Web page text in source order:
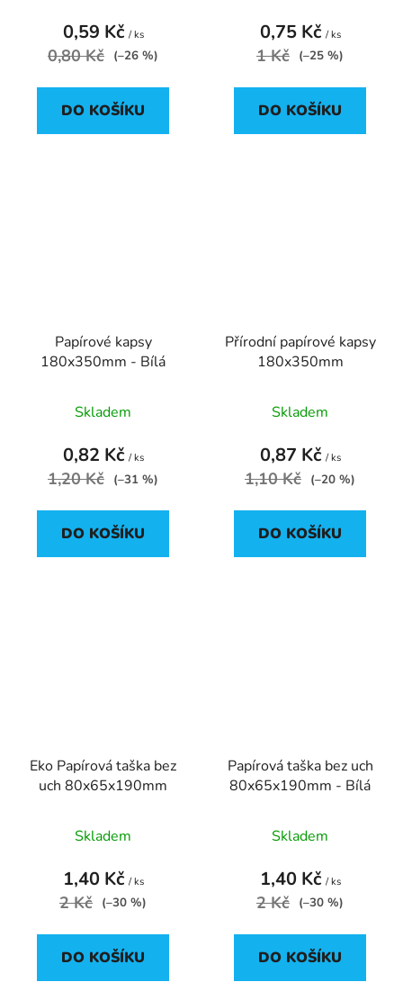
0,59 Kč / ks
0,80 Kč (–26 %)
DO KOŠÍKU
0,75 Kč / ks
1 Kč (–25 %)
DO KOŠÍKU
Papírové kapsy
180x350mm - Bílá
Skladem
0,82 Kč / ks
1,20 Kč (–31 %)
DO KOŠÍKU
Přírodní papírové kapsy
180x350mm
Skladem
0,87 Kč / ks
1,10 Kč (–20 %)
DO KOŠÍKU
Eko Papírová taška bez
uch 80x65x190mm
Skladem
1,40 Kč / ks
2 Kč (–30 %)
DO KOŠÍKU
Papírová taška bez uch
80x65x190mm - Bílá
Skladem
1,40 Kč / ks
2 Kč (–30 %)
DO KOŠÍKU